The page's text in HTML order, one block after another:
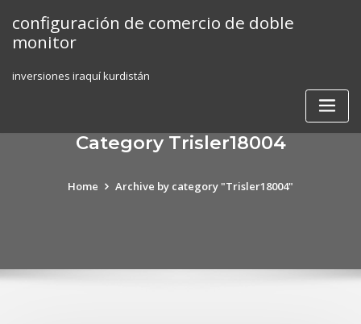
content
configuración de comercio de doble
monitor
inversiones iraquí kurdistán
Category Trisler18004
Home Archive by category "Trisler18004"